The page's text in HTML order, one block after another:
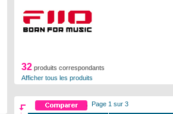
32 produits correspondants
Afficher tous les produits
Page 1 sur 3